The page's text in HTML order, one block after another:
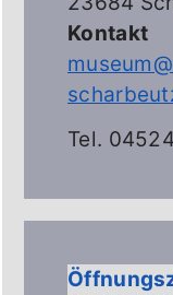
Kontakt
Tel.